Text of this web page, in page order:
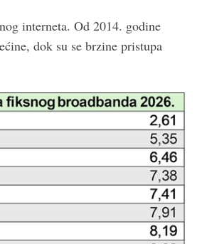
interneta. Od 2014. godine
dok su se brzine pristupa